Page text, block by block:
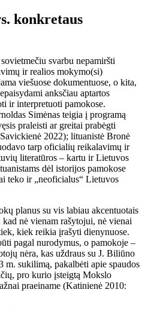
konkretaus
svarbu nepamiršti
ir realios mokymo(si)
viešuose dokumentuose, o kita,
anksčiau aptartos
ir interpretuoti pamokose.
Simėnas teigia į programą
praleisti ar greitai prabėgti
2022); lituanistė Bronė
tarp oficialių reikalavimų ir
literatūros – kartu ir Lietuvos
dėl istorijos pamokose
teko ir „neoficialus“ Lietuvos
planus su vis labiau akcentuotais
nė vienam rašytojui, nė vienai
kiek reikia įrašyti dienynuose.
pagal nurodymus, o pamokoje –
nėra, kas uždraus su J. Biliūno
m. sukilimą, pakalbėti apie spaudos
pro kurio įsteigtą Mokslo
praeiname (Katinienė 2010: